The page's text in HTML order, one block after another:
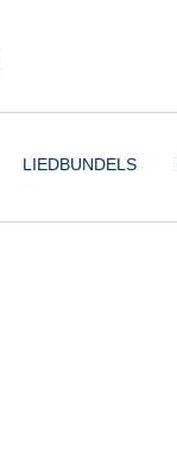
LIEDBUNDELS